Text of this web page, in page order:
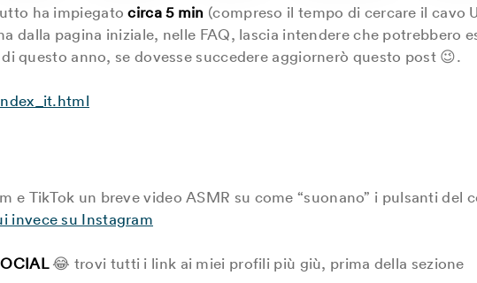
ha impiegatocirca 5 min (compreso il tempo di cercare il cavo
dalla pagina iniziale, nelle FAQ, lascia intendere che potrebbero
questo anno, se dovesse succedere aggiornerò questo post 😉.
e TikTok un breve video ASMR su come “suonano” i pulsanti del
invece su Instagram
😂 trovi tutti i link ai miei profili più giù, prima della sezione